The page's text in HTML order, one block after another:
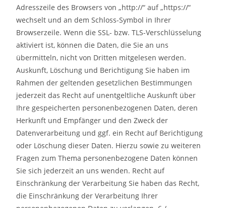
Adresszeile des Browsers von „http://“ auf „https://“
wechselt und an dem Schloss-Symbol in Ihrer
Browserzeile. Wenn die SSL- bzw. TLS-Verschlüsselung
aktiviert ist, können die Daten, die Sie an uns
übermitteln, nicht von Dritten mitgelesen werden.
Auskunft, Löschung und Berichtigung Sie haben im
Rahmen der geltenden gesetzlichen Bestimmungen
jederzeit das Recht auf unentgeltliche Auskunft über
Ihre gespeicherten personenbezogenen Daten, deren
Herkunft und Empfänger und den Zweck der
Datenverarbeitung und ggf. ein Recht auf Berichtigung
oder Löschung dieser Daten. Hierzu sowie zu weiteren
Fragen zum Thema personenbezogene Daten können
Sie sich jederzeit an uns wenden. Recht auf
Einschränkung der Verarbeitung Sie haben das Recht,
die Einschränkung der Verarbeitung Ihrer